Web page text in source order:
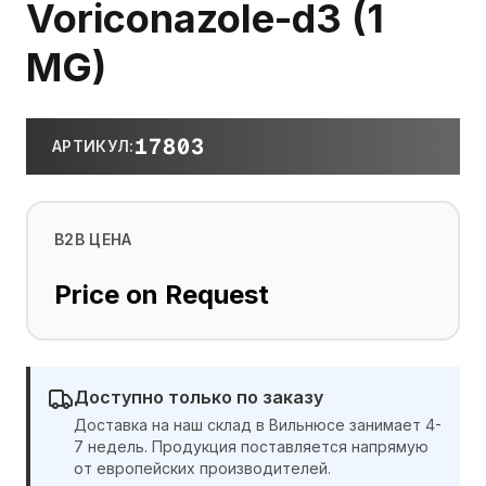
Voriconazole-d3 (1
MG)
АРТИКУЛ:17803
B2B ЦЕНА
Price on Request
Доступно только по заказу
Доставка на наш склад в Вильнюсе занимает 4-
7 недель. Продукция поставляется напрямую
от европейских производителей.